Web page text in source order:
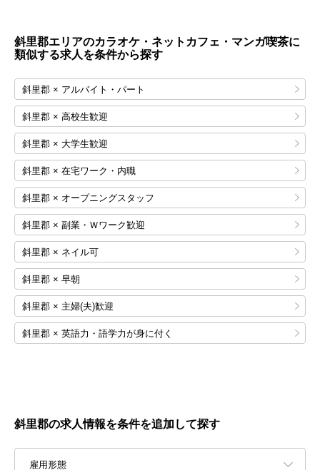
斜里郡エリアのカラオケ・ネットカフェ・マンガ喫茶に
類似する求人を条件から探す
斜里郡 × アルバイト・パート
斜里郡 × 高校生歓迎
斜里郡 × 大学生歓迎
斜里郡 × 在宅ワーク・内職
斜里郡 × オープニングスタッフ
斜里郡 × 副業・Ｗワーク歓迎
斜里郡 × ネイル可
斜里郡 × 早朝
斜里郡 × 主婦(夫)歓迎
斜里郡 × 英語力・語学力が身に付く
斜里郡の求人情報を条件を追加して探す
雇用形態